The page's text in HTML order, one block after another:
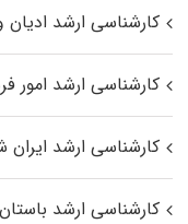
کارشناسی ارشد
کارشناسی ارشد امور
کارشناسی ارشد
کارشناسی ارشد